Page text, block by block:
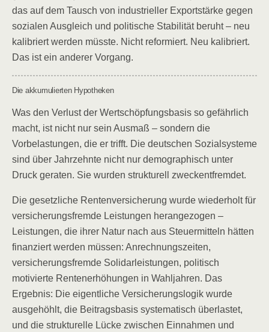
das auf dem Tausch von industrieller Exportstärke gegen
sozialen Ausgleich und politische Stabilität beruht – neu
kalibriert werden müsste. Nicht reformiert. Neu kalibriert.
Das ist ein anderer Vorgang.
Die akkumulierten Hypotheken
Was den Verlust der Wertschöpfungsbasis so gefährlich
macht, ist nicht nur sein Ausmaß – sondern die
Vorbelastungen, die er trifft. Die deutschen Sozialsysteme
sind über Jahrzehnte nicht nur demographisch unter
Druck geraten. Sie wurden strukturell zweckentfremdet.
Die gesetzliche Rentenversicherung wurde wiederholt für
versicherungsfremde Leistungen herangezogen –
Leistungen, die ihrer Natur nach aus Steuermitteln hätten
finanziert werden müssen: Anrechnungszeiten,
versicherungsfremde Solidarleistungen, politisch
motivierte Rentenerhöhungen in Wahljahren. Das
Ergebnis: Die eigentliche Versicherungslogik wurde
ausgehöhlt, die Beitragsbasis systematisch überlastet,
und die strukturelle Lücke zwischen Einnahmen und